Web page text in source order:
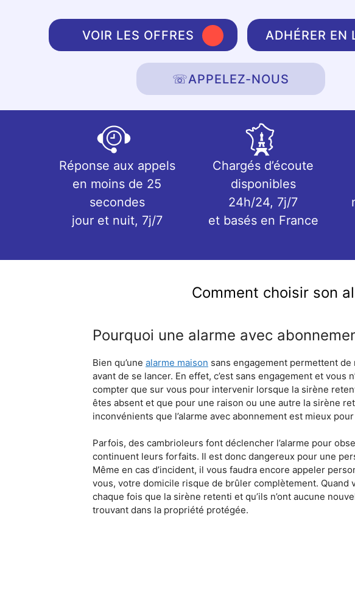
VOIR LES OFFRES ADHÉRER EN
☏APPELEZ-NOUS
Réponse aux appels
en moins de 25
secondes
jour et nuit, 7j/7
Chargés d’écoute
disponibles
24h/24, 7j/7
et basés en France
Comment choisir son
Pourquoi une alarme avec
Bien qu’une alarme maison sans engagement permettent
avant de se lancer. En effet, c’est sans engagement et
compter que sur vous pour intervenir lorsque la sirène
êtes absent et que pour une raison ou une autre la sirène
inconvénients que l’alarme avec abonnement est mieux
Parfois, des cambrioleurs font déclencher l’alarme pour
continuent leurs forfaits. Il est donc dangereux pour une
Même en cas d’incident, il vous faudra encore appeler
vous, votre domicile risque de brûler complètement.
chaque fois que la sirène retenti et qu’ils n’ont aucune
trouvant dans la propriété protégée.